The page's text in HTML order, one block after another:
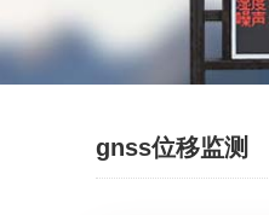
gnss位移监测